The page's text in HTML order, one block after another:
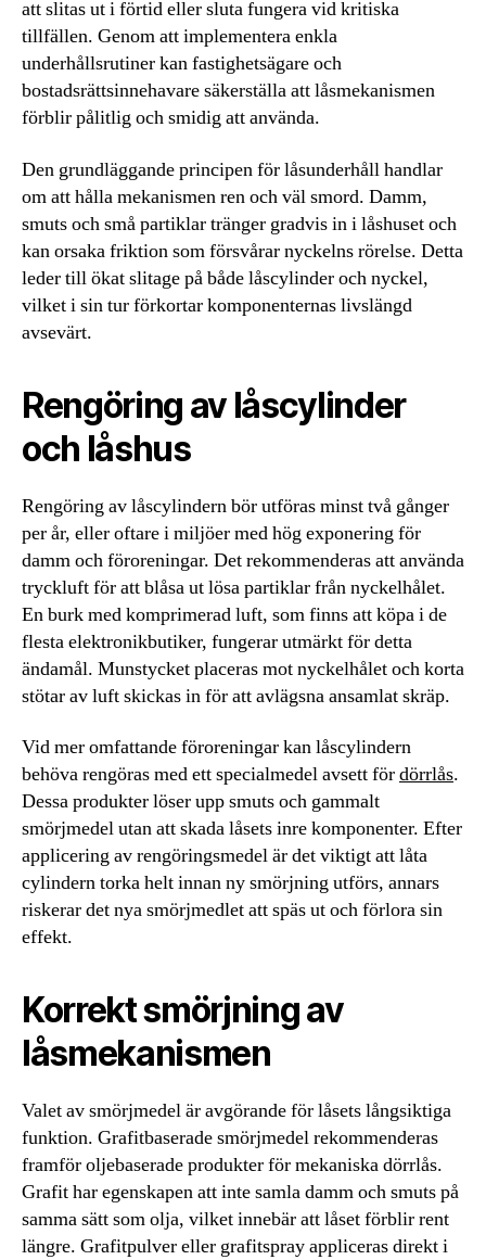
att slitas ut i förtid eller sluta fungera vid kritiska
tillfällen. Genom att implementera enkla
underhållsrutiner kan fastighetsägare och
bostadsrättsinnehavare säkerställa att låsmekanismen
förblir pålitlig och smidig att använda.
Den grundläggande principen för låsunderhåll handlar
om att hålla mekanismen ren och väl smord. Damm,
smuts och små partiklar tränger gradvis in i låshuset och
kan orsaka friktion som försvårar nyckelns rörelse. Detta
leder till ökat slitage på både låscylinder och nyckel,
vilket i sin tur förkortar komponenternas livslängd
avsevärt.
Rengöring av låscylinder
och låshus
Rengöring av låscylindern bör utföras minst två gånger
per år, eller oftare i miljöer med hög exponering för
damm och föroreningar. Det rekommenderas att använda
tryckluft för att blåsa ut lösa partiklar från nyckelhålet.
En burk med komprimerad luft, som finns att köpa i de
flesta elektronikbutiker, fungerar utmärkt för detta
ändamål. Munstycket placeras mot nyckelhålet och korta
stötar av luft skickas in för att avlägsna ansamlat skräp.
Vid mer omfattande föroreningar kan låscylindern
behöva rengöras med ett specialmedel avsett fördörrlås.
Dessa produkter löser upp smuts och gammalt
smörjmedel utan att skada låsets inre komponenter. Efter
applicering av rengöringsmedel är det viktigt att låta
cylindern torka helt innan ny smörjning utförs, annars
riskerar det nya smörjmedlet att späs ut och förlora sin
effekt.
Korrekt smörjning av
låsmekanismen
Valet av smörjmedel är avgörande för låsets långsiktiga
funktion. Grafitbaserade smörjmedel rekommenderas
framför oljebaserade produkter för mekaniska dörrlås.
Grafit har egenskapen att inte samla damm och smuts på
samma sätt som olja, vilket innebär att låset förblir rent
längre. Grafitpulver eller grafitspray appliceras direkt i